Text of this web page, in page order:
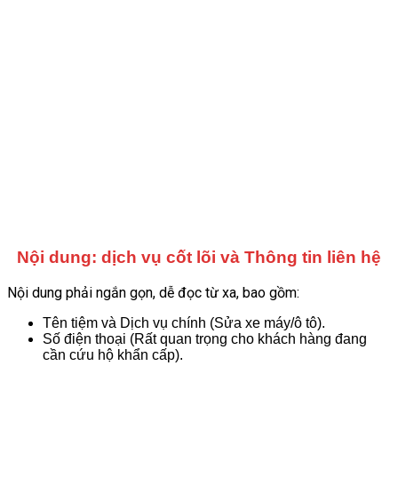
Nội dung: dịch vụ cốt lõi và Thông tin liên hệ
Nội dung phải ngắn gọn, dễ đọc từ xa, bao gồm:
Tên tiệm và Dịch vụ chính (Sửa xe máy/ô tô).
Số điện thoại (Rất quan trọng cho khách hàng đang
cần cứu hộ khẩn cấp).